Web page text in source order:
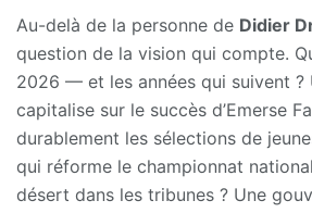
Au-delà de la personne de Didier
question de la vision qui compte.
2026 — et les années qui suivent ?
capitalise sur le succès d’Emerse
durablement les sélections de
qui réforme le championnat
désert dans les tribunes ? Une